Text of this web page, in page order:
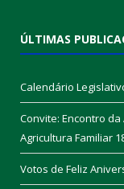
ÚLTIMAS
Calendário
Convite: Encontro da
Agricultura Familiar
Votos de Feliz